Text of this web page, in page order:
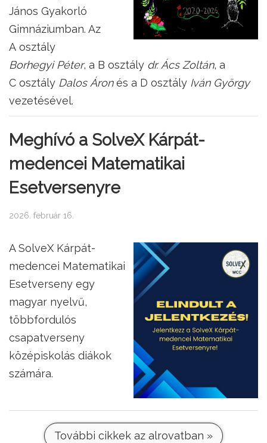
János Gyakorló
Gimnáziumban. Az
A osztály
Borhegyi Péter, a B osztály dr. Ács Zoltán, a
C osztály Dalos Áronés a D osztály Iván György
vezetésével.
Meghívó a SolveX Kárpát-
medencei Matematikai
Esetversenyre
2026. február 16.
A SolveX Kárpát-
medencei Matematikai
Esetverseny egy
magyar nyelvű,
többfordulós
csapatverseny
középiskolás diákok
számára.
További cikkek az alrovatban »